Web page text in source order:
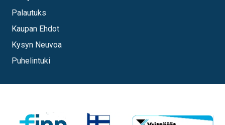
Palautuks
Kaupan Ehdot
Kysyn Neuvoa
Puhelintuki